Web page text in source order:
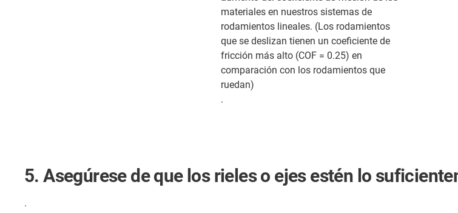
materiales en nuestros sistemas de
rodamientos lineales. (Los rodamientos
que se deslizan tienen un coeficiente de
fricción más alto (COF = 0.25) en
comparación con los rodamientos que
ruedan)
.
5. Asegúrese de que los rieles o ejes estén lo
.